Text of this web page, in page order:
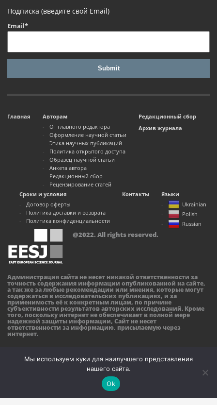
Подписка (введите свой Email)
Email*
Главная
Авторам
От главного редактора
Оформление научной статьи
Этика научных публикаций
Политика открытого доступа
Образец научной статьи
Анкета автора
Редакционный сбор
Рецензирование статей
Редакционный сбор
Архив журнала
Сроки и условия
Договор оферты
Политика доставки и возврата
Политика конфиденциальности
Контакты
Языки
Ukrainian
Polish
Russian
@2022. All rights reserved.
Администрация сайта не несет никакой ответственности за
точность содержания информации опубликованной на сайте,
а так же за любые рекомендации или мнения, которые могут
содержаться в исследовательских публикациях, и за
применимость её к конкретным лицам, по причине
субъективности результатов авторских исследований. Кроме
того, поскольку интернет не обеспечивает в полной мере
надежной защиты информации, Сайт не несет
ответственности за информацию, присылаемую через
интернет.
Мы используем куки для наилучшего представления
нашего сайта.
Ok